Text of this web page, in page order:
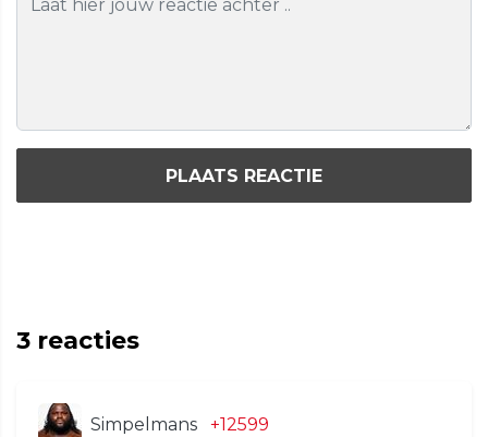
PLAATS REACTIE
3 reacties
Simpelmans +12599